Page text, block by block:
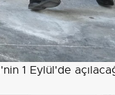
1 Eylül'de